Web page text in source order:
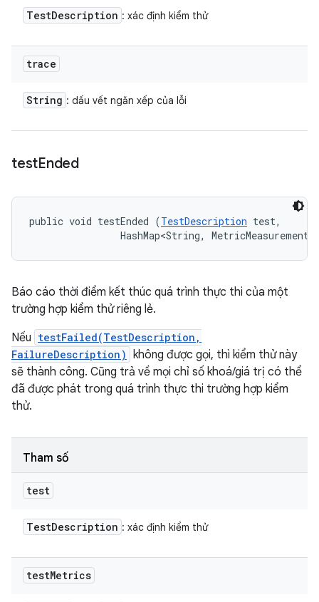
TestDescription : xác định kiểm thử
trace
String : dấu vết ngăn xếp của lỗi
testEnded
public void testEnded (TestDescription test,
HashMap<String,
Báo cáo thời điểm kết thúc quá trình thực thi của một
trường hợp kiểm thử riêng lẻ.
Nếu testFailed(TestDescription,
FailureDescription) không được gọi, thì kiểm thử này
sẽ thành công. Cũng trả về mọi chỉ số khoá/giá trị có thể
đã được phát trong quá trình thực thi trường hợp kiểm
thử.
Tham số
test
TestDescription : xác định kiểm thử
testMetrics